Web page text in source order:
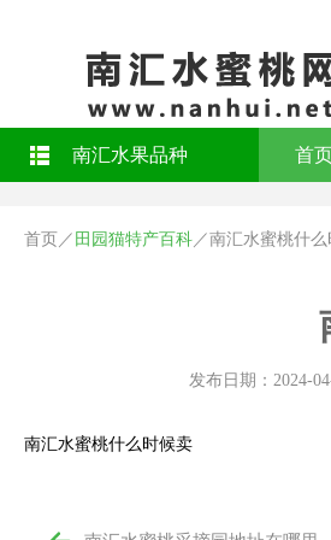
南汇水果品种 首
首页 ／ 田园猫特产百科／南汇水蜜桃什
发布日期：2024-
南汇水蜜桃什么时候卖